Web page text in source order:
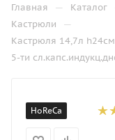
Главная — Каталог
Кастрюли —
Кастрюля 14,7л
5-ти
HoReCa